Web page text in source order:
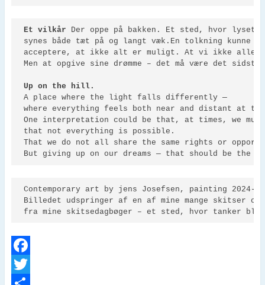
Et vilkår Der oppe på bakken. Et sted, hvor
synes både tæt på og langt væk.En tolkning kunne
acceptere, at ikke alt er muligt. At vi ikke alle
Men at opgive sine drømme – det må være det
Up on the hill.
A place where the light falls differently —
where everything feels both near and distant at the
One interpretation could be that, at times, we
that not everything is possible.
That we do not all share the same rights or
But giving up on our dreams — that should be the
Contemporary art by jens Josefsen, painting 2024-25
Billedet udspringer af en af mine mange skitser og
fra mine skitsedagbøger – et sted, hvor tanker
F